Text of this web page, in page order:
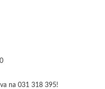
na 031 318 395!